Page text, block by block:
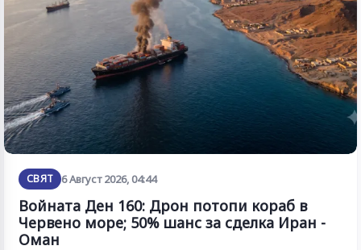
СВЯТ 6 Август 2026, 04:44
Войната Ден 160: Дрон потопи кораб в
Червено море; 50% шанс за сделка Иран -
Оман